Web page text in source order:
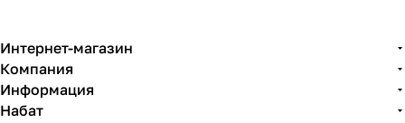
Интернет-магазин
Компания
Информация
Набат